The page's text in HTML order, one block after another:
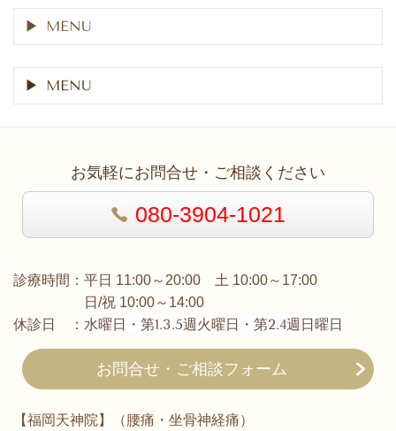
MENU
MENU
お気軽にお問合せ・ご相談ください
080-3904-1021
診療時間：平日 11:00～20:00 土 10:00～17:00
日/祝 10:00～14:00
休診日 ： 水曜日・第1.3.5週火曜日・第2.4週日曜日
お問合せ・ご相談フォーム
【福岡天神院】（腰痛・坐骨神経痛）